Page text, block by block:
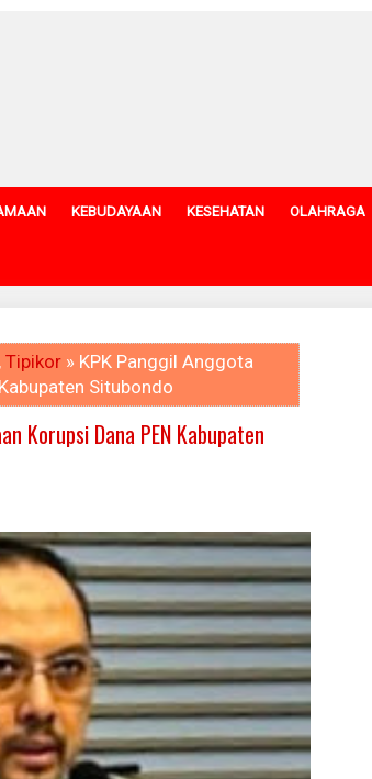
KEBUDAYAAN KESEHATAN OLAHRAGA
, Tipikor » KPK Panggil Anggota
Situbondo
Korupsi Dana PEN Kabupaten